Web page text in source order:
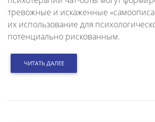
тревожные и искаженные
их использование для
потенциально рискованным.
ЧИТАТЬ ДАЛЕЕ